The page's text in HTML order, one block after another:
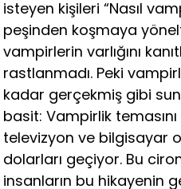
isteyen kişileri “Nasıl
peşinden koşmaya
vampirlerin varlığını
rastlanmadı. Peki
kadar gerçekmiş gibi
basit: Vampirlik
televizyon ve bilgisayar
dolarları geçiyor. Bu
insanların bu hikayenin